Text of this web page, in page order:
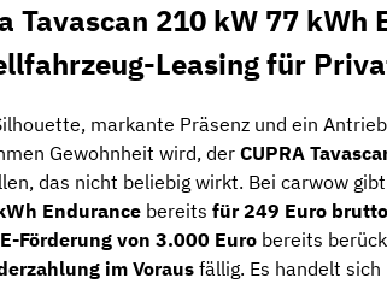
Tavascan 210 kW 77 kWh
Leasing für
markante Präsenz und ein
Gewohnheit wird, der CUPRA
das nicht beliebig wirkt. Bei carwow
Endurance bereits für 249 Euro
E-Förderung von 3.000 Euro bereits
im Voraus fällig. Es handelt sich